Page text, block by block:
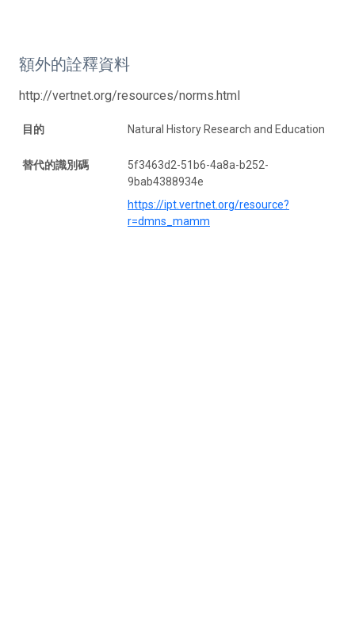
額外的詮釋資料
http://vertnet.org/resources/norms.html
目的 Natural History Research and Education
替代的識別碼
5f3463d2-51b6-4a8a-b252-
9bab4388934e
https://ipt.vertnet.org/resource?
r=dmns_mamm